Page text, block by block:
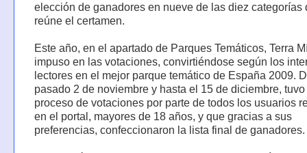
elección de ganadores en nueve de las diez categorías
reúne el certamen.
Este año, en el apartado de Parques Temáticos, Terra
impuso en las votaciones, convirtiéndose según los
lectores en el mejor parque temático de España 2009.
pasado 2 de noviembre y hasta el 15 de diciembre,
proceso de votaciones por parte de todos los usuarios
en el portal, mayores de 18 años, y que gracias a sus
preferencias, confeccionaron la lista final de ganadores.